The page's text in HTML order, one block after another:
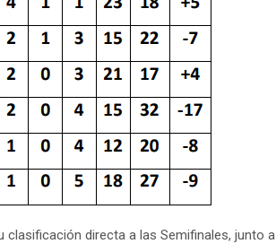
directa a las Semifinales, junto a